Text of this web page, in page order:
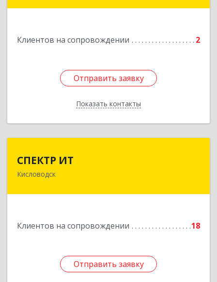
Клиентов на сопровождении 2
Отправить заявку
Показать контакты
Отправить заявку
Назад
СПЕКТР ИТ
Кисловодск
Клиентов на сопровождении 18
Отправить заявку
357736, Ставропольский край, Кисловодск г,
Отправить заявку